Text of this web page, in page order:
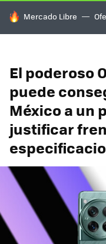
HOY SE HABLA DE
Mercado Libre
El poderoso
puede
México a un
justificar